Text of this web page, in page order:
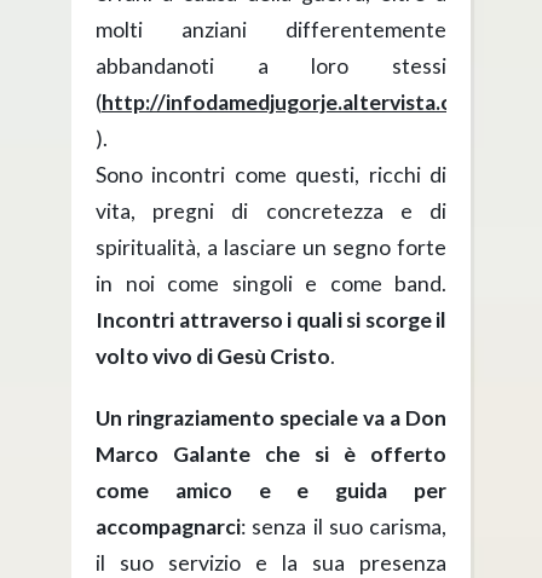
molti anziani differentemente
abbandanoti a loro stessi
(http://infodamedjugorje.altervista.org/
).
Sono incontri come questi, ricchi di
vita, pregni di concretezza e di
spiritualità, a lasciare un segno forte
in noi come singoli e come band.
Incontri attraverso i quali si scorge il
volto vivo di Gesù Cristo.
Un ringraziamento speciale va a Don
Marco Galante che si è offerto
come amico e e guida per
accompagnarci: senza il suo carisma,
il suo servizio e la sua presenza